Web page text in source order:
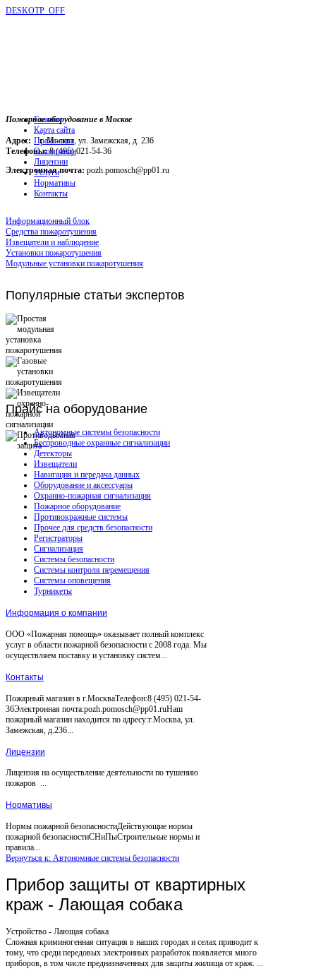
DESKOTP_OFF
Пожарное оборудование в Москве
Адрес: г. Москва, ул. Замежская, д. 236
Телефоны:8 (495) 021-54-36
Электронная почта: pozh.pomosch@pp01.ru
Главная
Карта сайта
Прайс-лист
О компании
Лицензии
Услуги
Нормативы
Контакты
Информационный блок
Средства пожаротушения
Извещатели и наблюдение
Установки пожаротушения
Модульные установки пожаротушения
Популярные статьи экспертов
Прайсна оборудование
Автономные системы безопасности
Беспроводные охранные сигнализации
Детекторы
Извещатели
Навигация и передача данных
Оборудование и аксессуары
Охранно-пожарная сигнализация
Пожарное оборудование
Противокражные системы
Прочее для средств безопасности
Регистраторы
Сигнализация
Системы безопасности
Системы контроля перемещения
Системы оповещения
Турникеты
Информация о компании
ООО «Пожарная помощь» оказывает полный комплекс
услуг в области пожарной безопасности с 2008 года. Мы
осуществляем поставку и установку систем...
Контакты
Пожарный магазин в г.МоскваТелефон:8 (495) 021-54-
36Электронная почта:pozh.pomosch@pp01.ruНаш
пожарный магазин находится по адресу:г.Москва, ул.
Замежская, д.236...
Лицензии
Лицензия на осуществление деятельности по тушению
пожаров ...
Нормативы
Нормы пожарной безопасностиДействующие нормы
пожарной безопасностиСНиПыСтроительные нормы и
правила...
Вернуться к: Автономные системы безопасности
Прибор защиты от квартирных
краж - Лающая собака
Устройство - Лающая собака
Сложная криминогенная ситуация в наших городах и селах приводит к
тому, что среди передовых электронных разработок появляется много
приборов, в том числе предназначенных для защиты жилища от краж. ...